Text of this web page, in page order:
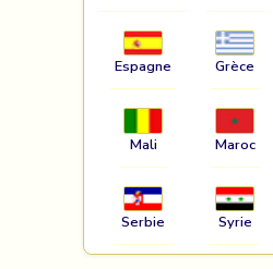
Espagne Grèce
Mali Maroc
Serbie Syrie